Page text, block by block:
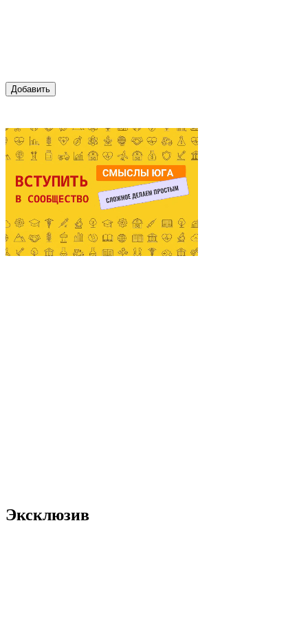
Добавить
Эксклюзив